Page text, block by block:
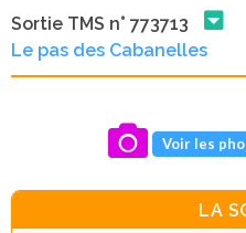
Sortie TMS n° 773713
Le pas des Cabanelles
Voir les
LA